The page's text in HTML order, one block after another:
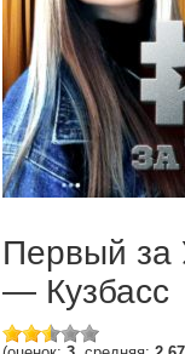
Первый за
— Кузбасс